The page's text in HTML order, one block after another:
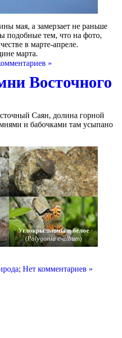
мая, а замерзает не раньше
подобные тем, что на фото,
в марте-апреле.
марта.
»
Восточного
Саян, долина горной
и бабочками там усыпано
Углокрыльница ц-белое
(Polygonia c-album)
; Нет комментариев »